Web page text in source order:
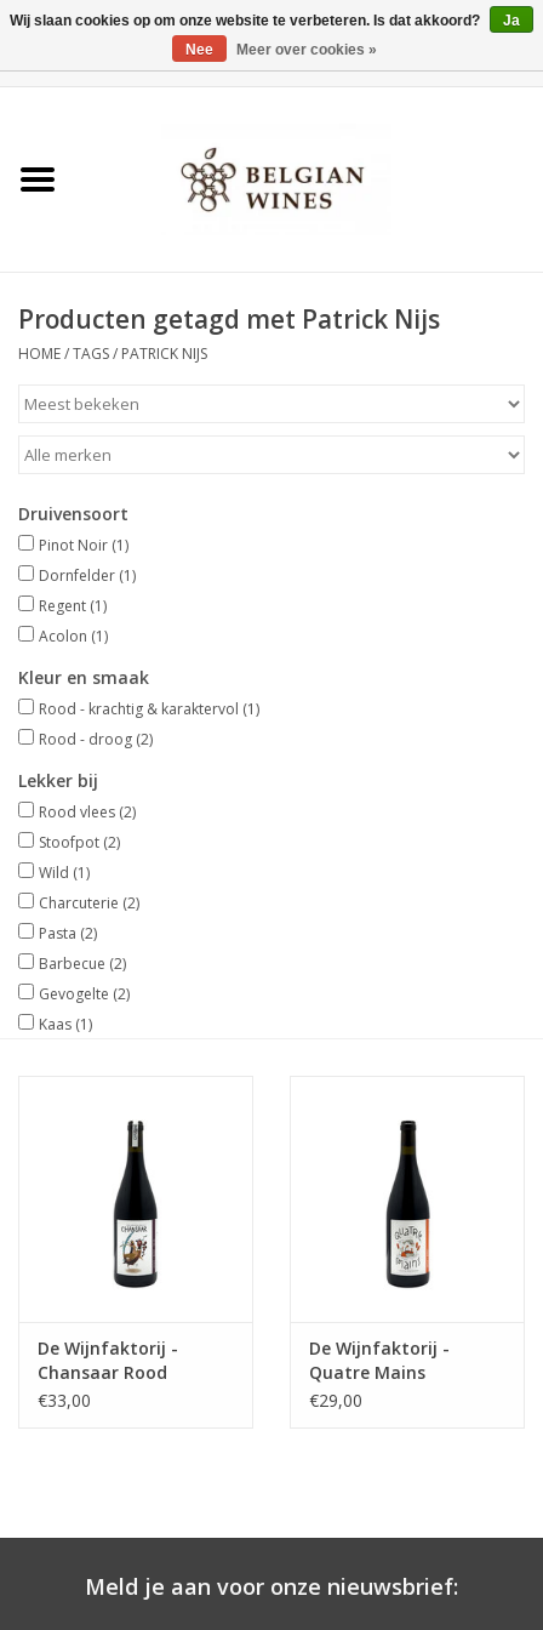
Wijnen
Wijnbar Antwerpen
Tasting Tuesdays
Blog
Wijndomeinen
Producten getagd met Patrick Nijs
HOME/TAGS/ PATRICK NIJS
Druivensoort
Pinot Noir (1)
Dornfelder (1)
Regent (1)
Acolon (1)
Kleur en smaak
Rood - krachtig & karaktervol (1)
Rood - droog (2)
Lekker bij
Rood vlees (2)
Stoofpot (2)
Wild (1)
Charcuterie (2)
Pasta (2)
Barbecue (2)
Gevogelte (2)
Kaas (1)
De Wijnfaktorij -
Chansaar Rood
€33,00
De Wijnfaktorij -
Quatre Mains
€29,00
Meld je aan voor onze nieuwsbrief:
Wij slaan cookies op om onze website te verbeteren. Is dat akkoord?
Ja
Nee
Meer over cookies »